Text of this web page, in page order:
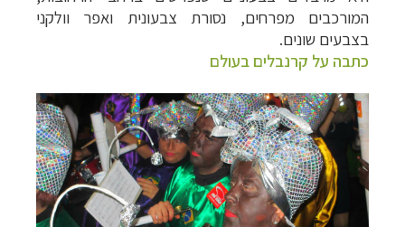
המורכבים מפרחים, נסורת צבעונית ואפר וולקני
בצבעים שונים.
כתבה על קרנבלים בעולם